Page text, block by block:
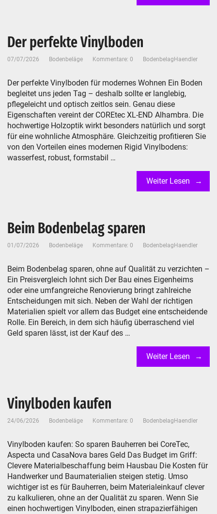
Der perfekte Vinylboden
07/07/2026 Bodenbeläge Kommentare: 0 BodenbelagHaendler
Der perfekte Vinylboden für modernes Wohnen Ein Boden
begleitet uns jeden Tag – deshalb sollte er langlebig,
pflegeleicht und optisch zeitlos sein. Genau diese
Eigenschaften vereint der COREtec XL-END Alhambra. Die
hochwertige Holzoptik wirkt besonders natürlich und sorgt
für eine wohnliche Atmosphäre. Gleichzeitig profitieren Sie
von den Vorteilen eines modernen Rigid Vinylbodens:
wasserfest, robust, formstabil …
Weiter Lesen
Beim Bodenbelag sparen
01/07/2026 Bodenbeläge Kommentare: 0 BodenbelagHaendler
Beim Bodenbelag sparen, ohne auf Qualität zu verzichten –
Ein Preisvergleich lohnt sich Der Bau eines Eigenheims
oder eine umfangreiche Renovierung bringt zahlreiche
Entscheidungen mit sich. Neben der Wahl der richtigen
Materialien spielt vor allem das Budget eine entscheidende
Rolle. Ein Bereich, in dem sich häufig überraschend viel
Geld sparen lässt, ist der Kauf des …
Weiter Lesen
Vinylboden kaufen
24/06/2026 Bodenbeläge Kommentare: 0 BodenbelagHaendler
Vinylboden kaufen: So sparen Bauherren bei CoreTec,
Aspecta und CasaNova bares Geld Das Budget im Griff:
Clevere Materialbeschaffung beim Hausbau Die Kosten für
Handwerker und Baumaterialien steigen stetig. Umso
wichtiger ist es für Bauherren, beim Materialeinkauf clever
zu kalkulieren, ohne an der Qualität zu sparen. Wenn Sie
einen hochwertigen Vinylboden, einen strapazierfähigen